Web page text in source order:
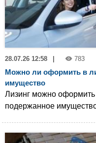
28.07.26 12:58 783
Можно ли оформить в
имущество
Лизинг можно
подержанное